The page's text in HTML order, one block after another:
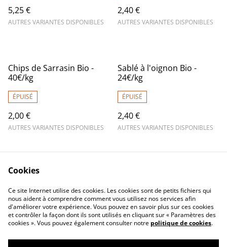
5,25 €
AUTRES VARIANTES DISPONIBLES
2,40 €
AUTRES VARIANTES DISPONIBLES
Chips de Sarrasin Bio -
40€/kg
ÉPUISÉ
2,00 €
AUTRES VARIANTES DISPONIBLES
Sablé à l'oignon Bio -
24€/kg
ÉPUISÉ
2,40 €
AUTRES VARIANTES DISPONIBLES
Contactez-nous
Mentions légales
Conditions générales
de vente
Politique de
confidentialité
Politique de cookies
Cookies
Ce site Internet utilise des cookies. Les cookies sont de petits fichiers qui
nous aident à comprendre comment vous utilisez nos services afin
d'améliorer votre expérience. Vous pouvez en savoir plus sur ces cookies
et contrôler la façon dont ils sont utilisés en cliquant sur « Paramètres des
cookies ». Vous pouvez également consulter notre politique de cookies.